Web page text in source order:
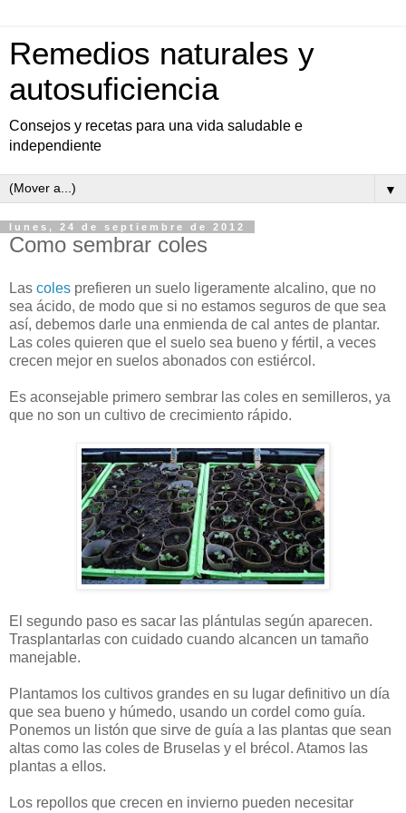
Remedios naturales y
autosuficiencia
Consejos y recetas para una vida saludable e
independiente
▼
lunes, 24 de septiembre de 2012
Como sembrar coles
Las coles prefieren un suelo ligeramente alcalino, que no
sea ácido, de modo que si no estamos seguros de que sea
así, debemos darle una enmienda de cal antes de plantar.
Las coles quieren que el suelo sea bueno y fértil, a veces
crecen mejor en suelos abonados con estiércol.
Es aconsejable primero sembrar las coles en semilleros, ya
que no son un cultivo de crecimiento rápido.
El segundo paso es sacar las plántulas según aparecen.
Trasplantarlas con cuidado cuando alcancen un tamaño
manejable.
Plantamos los cultivos grandes en su lugar definitivo un día
que sea bueno y húmedo, usando un cordel como guía.
Ponemos un listón que sirve de guía a las plantas que sean
altas como las coles de Bruselas y el brécol. Atamos las
plantas a ellos.
Los repollos que crecen en invierno pueden necesitar